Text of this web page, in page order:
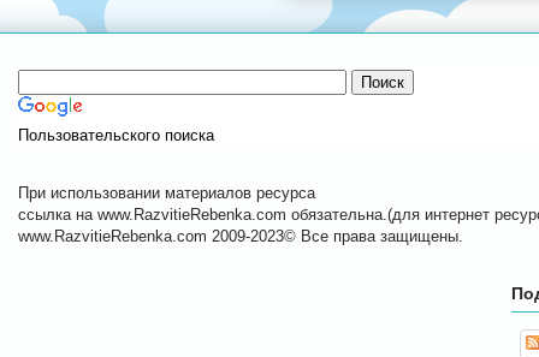
Пользовательского поиска
При использовании материалов ресурса
ссылка на www.RazvitieRebenka.com обязательна.(для интернет
www.RazvitieRebenka.com 2009-2023© Все права защищены.